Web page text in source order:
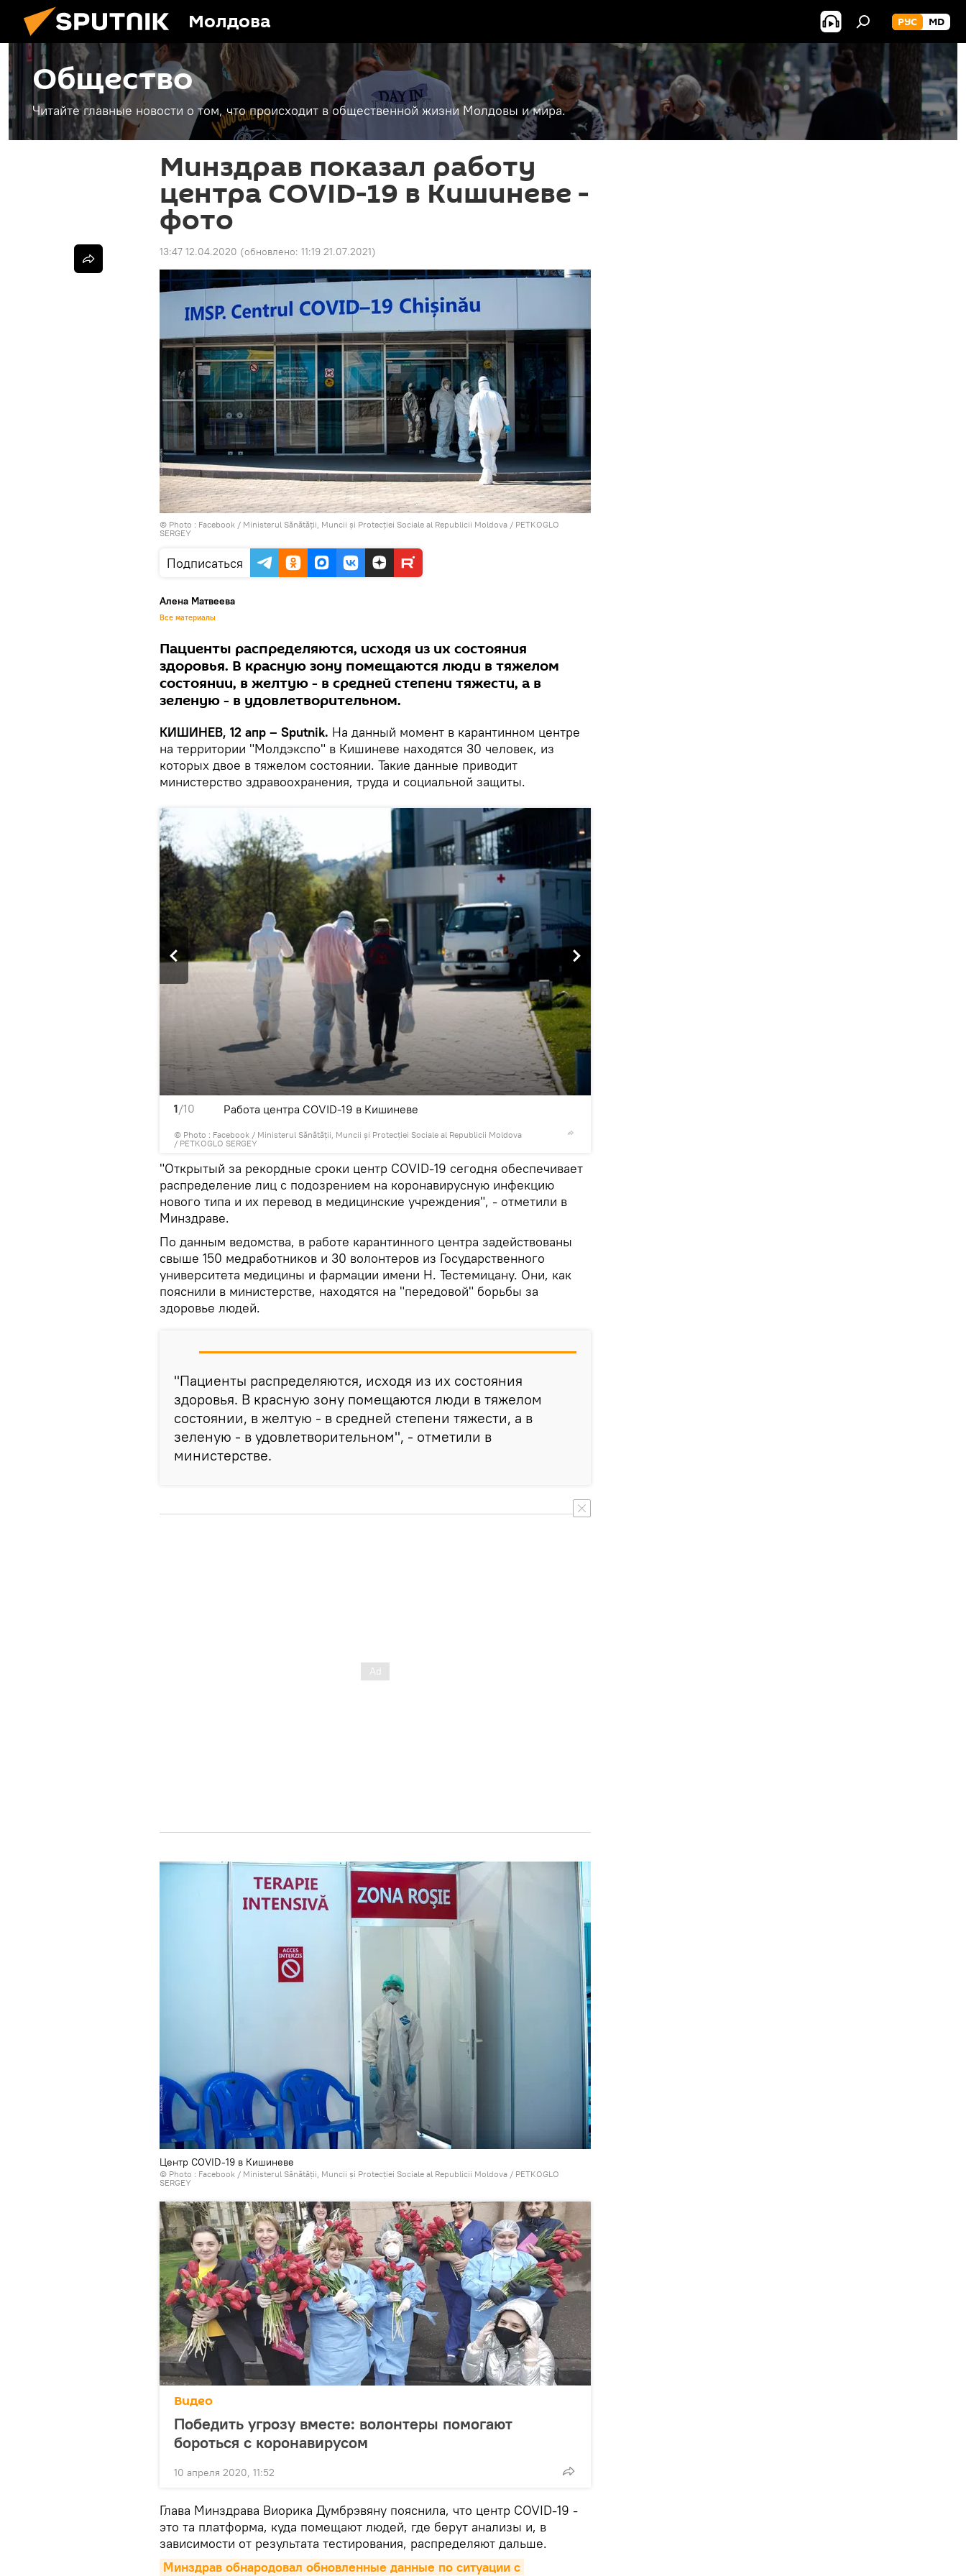
Молдова РУС MD
Общество
Читайте главные новости о том, что происходит в общественной жизни Молдовы и мира.
Минздрав показал работу
центра COVID-19 в Кишиневе -
фото
13:47 12.04.2020 (обновлено: 11:19 21.07.2021)
© Photo : Facebook / Ministerul Sănătății, Muncii și Protecției Sociale al Republicii Moldova / PETKOGLO
SERGEY
Подписаться
Алена Матвеева
Все материалы
Пациенты распределяются, исходя из их состояния
здоровья. В красную зону помещаются люди в тяжелом
состоянии, в желтую - в средней степени тяжести, а в
зеленую - в удовлетворительном.
КИШИНЕВ, 12 апр – Sputnik. На данный момент в карантинном центре
на территории "Молдэкспо" в Кишиневе находятся 30 человек, из
которых двое в тяжелом состоянии. Такие данные приводит
министерство здравоохранения, труда и социальной защиты.
1/10
© Photo : Facebook / Ministerul Sănătății, Muncii și Protecției Sociale al Republicii Moldova
/ PETKOGLO SERGEY
Работа центра COVID-19 в Кишиневе
"Открытый за рекордные сроки центр COVID-19 сегодня обеспечивает
распределение лиц с подозрением на коронавирусную инфекцию
нового типа и их перевод в медицинские учреждения", - отметили в
Минздраве.
По данным ведомства, в работе карантинного центра задействованы
свыше 150 медработников и 30 волонтеров из Государственного
университета медицины и фармации имени Н. Тестемицану. Они, как
пояснили в министерстве, находятся на "передовой" борьбы за
здоровье людей.
"Пациенты распределяются, исходя из их состояния
здоровья. В красную зону помещаются люди в тяжелом
состоянии, в желтую - в средней степени тяжести, а в
зеленую - в удовлетворительном", - отметили в
министерстве.
Центр COVID-19 в Кишиневе
© Photo : Facebook / Ministerul Sănătății, Muncii și Protecției Sociale al Republicii Moldova / PETKOGLO
SERGEY
Видео
Победить угрозу вместе: волонтеры помогают
бороться с коронавирусом
10 апреля 2020, 11:52
Глава Минздрава Виорика Думбрэвяну пояснила, что центр COVID-19 -
это та платформа, куда помещают людей, где берут анализы и, в
зависимости от результата тестирования, распределяют дальше.
Минздрав обнародовал обновленные данные по ситуации с